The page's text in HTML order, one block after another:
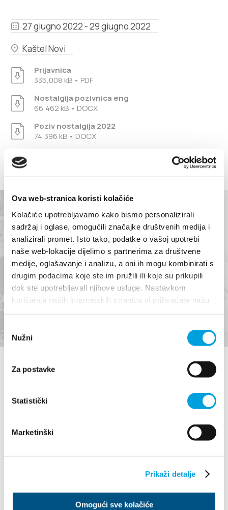
Ova web-stranica koristi kolačiće
Kolačiće upotrebljavamo kako bismo personalizirali
sadržaj i oglase, omogućili značajke društvenih medija i
analizirali promet. Isto tako, podatke o vašoj upotrebi
naše web-lokacije dijelimo s partnerima za društvene
medije, oglašavanje i analizu, a oni ih mogu kombinirati s
drugim podacima koje ste im pružili ili koje su prikupili
dok ste upotrebljavali njihove usluge. Nastavkom
korištenja naših internetskih stranica vi prihvaćate našu
pristanka
Nužni
Za postavke
Statistički
Marketinški
Prikaži detalje
Omogući sve kolačiće
Tourist office
Safe in Dalmatia
it
+385 21 227 933
Villa Nika, Kamberovo šetalište 30,
21216 Kaštel Stari, Hrvatska
Indicazioni
27 giugno 2022 - 29 giugno 2022
Kaštel Novi
Prijavnica
335,008 kB • PDF
Nostalgija pozivnica eng
66,462 kB • DOCX
Poziv nostalgija 2022
74,396 kB • DOCX
Nostalgia - Giorni della
tradizione di Kaštela
Villa Nika, Kamberovo šetalište 30
+385 21 227 933